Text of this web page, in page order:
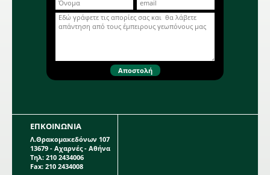
ΕΠΚΟΙΝΩΝΙΑ
Λ.Θρακομακεδόνων 107
13679 - Αχαρνές - Αθήνα
Τηλ: 210 2434006
Fax: 210 2434008